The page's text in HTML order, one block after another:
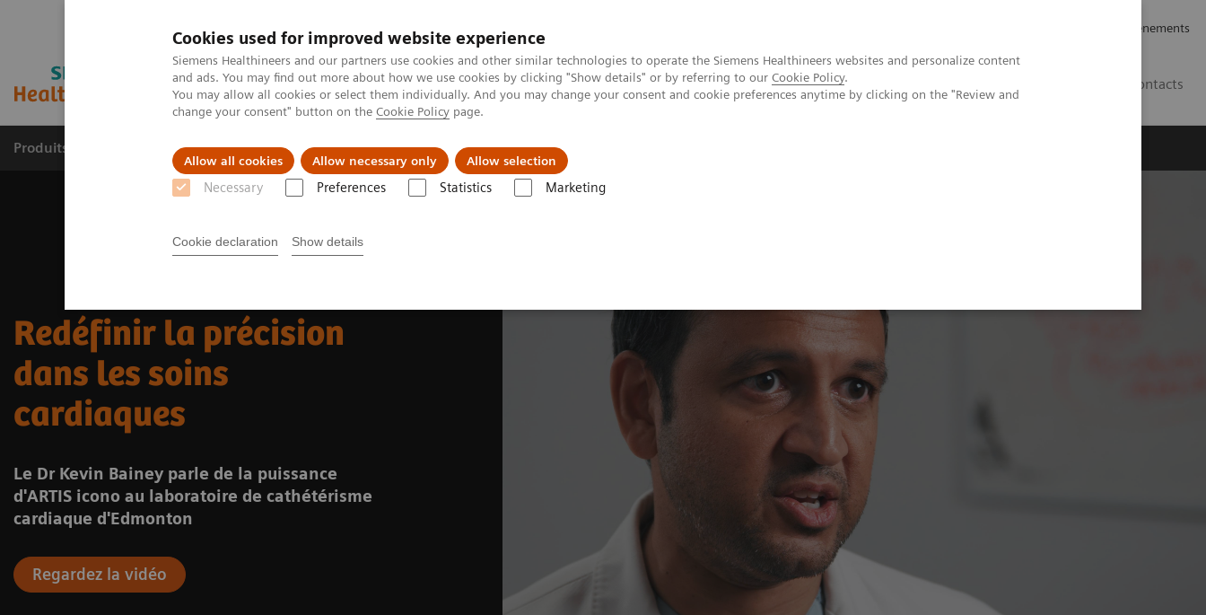
Cookies used for improved website experience
Siemens Healthineers and our partners use cookies and other similar technologies to operate the Siemens Healthineers websites and personalize content
and ads. You may find out more about how we use cookies by clicking "Show details" or by referring to our Cookie Policy.
You may allow all cookies or select them individually. And you may change your consent and cookie preferences anytime by clicking on the "Review and
change your consent" button on the Cookie Policy page.
Allow all cookies Allow necessary only Allow selection
Necessary Preferences Statistics Marketing
Cookie declaration Show details
Nouvelles et événements
Contacts
Produits et services Spécialités cliniques & pathologies Insights
Redéfinir la précision
dans les soins
cardiaques
Le Dr Kevin Bainey parle de la puissance
d'ARTIS icono au laboratoire de cathétérisme
cardiaque d'Edmonton
Regardez la vidéo